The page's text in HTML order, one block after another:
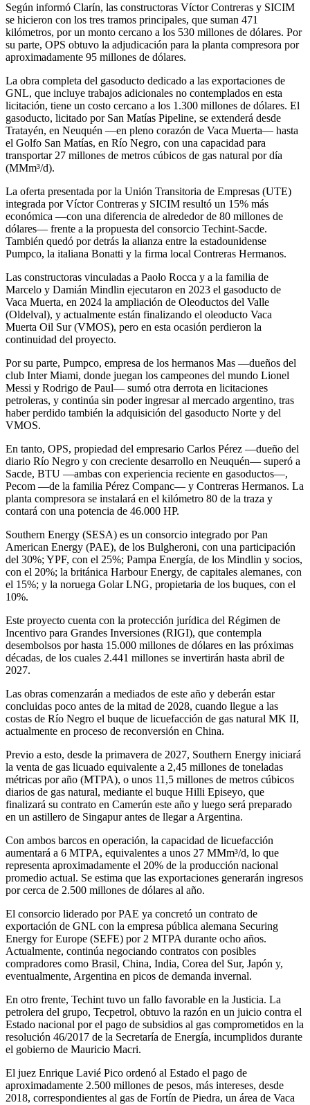
Según informó Clarín, las constructoras Víctor Contreras y SICIM
se hicieron con los tres tramos principales, que suman 471
kilómetros, por un monto cercano a los 530 millones de dólares. Por
su parte, OPS obtuvo la adjudicación para la planta compresora por
aproximadamente 95 millones de dólares.
La obra completa del gasoducto dedicado a las exportaciones de
GNL, que incluye trabajos adicionales no contemplados en esta
licitación, tiene un costo cercano a los 1.300 millones de dólares. El
gasoducto, licitado por San Matías Pipeline, se extenderá desde
Tratayén, en Neuquén —en pleno corazón de Vaca Muerta— hasta
el Golfo San Matías, en Río Negro, con una capacidad para
transportar 27 millones de metros cúbicos de gas natural por día
(MMm³/d).
La oferta presentada por la Unión Transitoria de Empresas (UTE)
integrada por Víctor Contreras y SICIM resultó un 15% más
económica —con una diferencia de alrededor de 80 millones de
dólares— frente a la propuesta del consorcio Techint-Sacde.
También quedó por detrás la alianza entre la estadounidense
Pumpco, la italiana Bonatti y la firma local Contreras Hermanos.
Las constructoras vinculadas a Paolo Rocca y a la familia de
Marcelo y Damián Mindlin ejecutaron en 2023 el gasoducto de
Vaca Muerta, en 2024 la ampliación de Oleoductos del Valle
(Oldelval), y actualmente están finalizando el oleoducto Vaca
Muerta Oil Sur (VMOS), pero en esta ocasión perdieron la
continuidad del proyecto.
Por su parte, Pumpco, empresa de los hermanos Mas —dueños del
club Inter Miami, donde juegan los campeones del mundo Lionel
Messi y Rodrigo de Paul— sumó otra derrota en licitaciones
petroleras, y continúa sin poder ingresar al mercado argentino, tras
haber perdido también la adquisición del gasoducto Norte y del
VMOS.
En tanto, OPS, propiedad del empresario Carlos Pérez —dueño del
diario Río Negro y con creciente desarrollo en Neuquén— superó a
Sacde, BTU —ambas con experiencia reciente en gasoductos—,
Pecom —de la familia Pérez Companc— y Contreras Hermanos. La
planta compresora se instalará en el kilómetro 80 de la traza y
contará con una potencia de 46.000 HP.
Southern Energy (SESA) es un consorcio integrado por Pan
American Energy (PAE), de los Bulgheroni, con una participación
del 30%; YPF, con el 25%; Pampa Energía, de los Mindlin y socios,
con el 20%; la británica Harbour Energy, de capitales alemanes, con
el 15%; y la noruega Golar LNG, propietaria de los buques, con el
10%.
Este proyecto cuenta con la protección jurídica del Régimen de
Incentivo para Grandes Inversiones (RIGI), que contempla
desembolsos por hasta 15.000 millones de dólares en las próximas
décadas, de los cuales 2.441 millones se invertirán hasta abril de
2027.
Las obras comenzarán a mediados de este año y deberán estar
concluidas poco antes de la mitad de 2028, cuando llegue a las
costas de Río Negro el buque de licuefacción de gas natural MK II,
actualmente en proceso de reconversión en China.
Previo a esto, desde la primavera de 2027, Southern Energy iniciará
la venta de gas licuado equivalente a 2,45 millones de toneladas
métricas por año (MTPA), o unos 11,5 millones de metros cúbicos
diarios de gas natural, mediante el buque Hilli Episeyo, que
finalizará su contrato en Camerún este año y luego será preparado
en un astillero de Singapur antes de llegar a Argentina.
Con ambos barcos en operación, la capacidad de licuefacción
aumentará a 6 MTPA, equivalentes a unos 27 MMm³/d, lo que
representa aproximadamente el 20% de la producción nacional
promedio actual. Se estima que las exportaciones generarán ingresos
por cerca de 2.500 millones de dólares al año.
El consorcio liderado por PAE ya concretó un contrato de
exportación de GNL con la empresa pública alemana Securing
Energy for Europe (SEFE) por 2 MTPA durante ocho años.
Actualmente, continúa negociando contratos con posibles
compradores como Brasil, China, India, Corea del Sur, Japón y,
eventualmente, Argentina en picos de demanda invernal.
En otro frente, Techint tuvo un fallo favorable en la Justicia. La
petrolera del grupo, Tecpetrol, obtuvo la razón en un juicio contra el
Estado nacional por el pago de subsidios al gas comprometidos en la
resolución 46/2017 de la Secretaría de Energía, incumplidos durante
el gobierno de Mauricio Macri.
El juez Enrique Lavié Pico ordenó al Estado el pago de
aproximadamente 2.500 millones de pesos, más intereses, desde
2018, correspondientes al gas de Fortín de Piedra, un área de Vaca